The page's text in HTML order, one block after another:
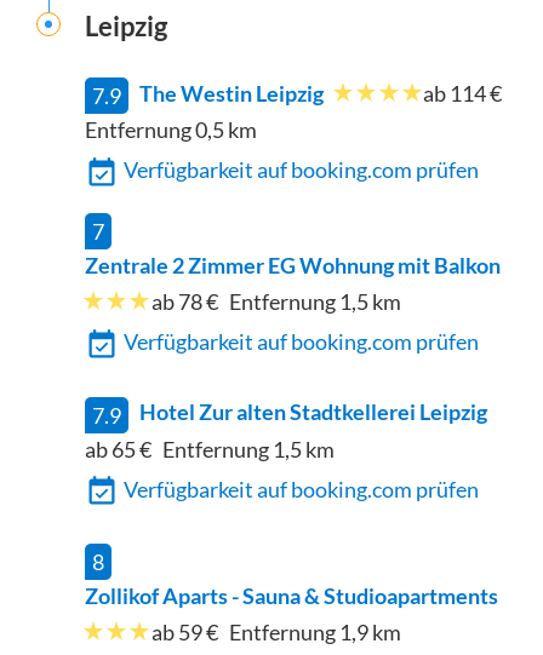
Leipzig
7.9 The Westin Leipzig
ab 114 €
Entfernung0,5km
Verfügbarkeit auf booking.com prüfen
7
Zentrale 2 Zimmer EG Wohnung mit Balkon
ab 78 € Entfernung 1,5km
Verfügbarkeit auf booking.com prüfen
7.9
Hotel Zur alten Stadtkellerei Leipzig
ab 65 € Entfernung 1,5km
Verfügbarkeit auf booking.com prüfen
8
Zollikof Aparts - Sauna & Studioapartments
ab 59 € Entfernung 1,9km